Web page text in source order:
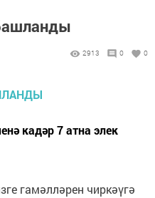
2913 0 0
кадәр 7 атна элек
гамәлләрен чиркәүгә